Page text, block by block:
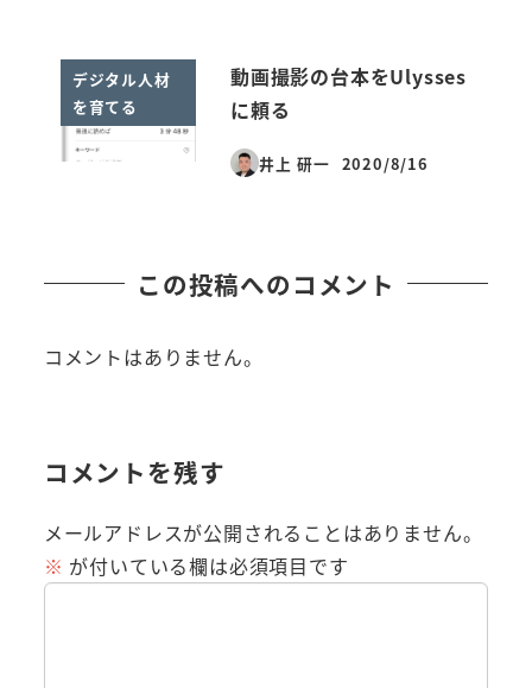
デジタル人材
を育てる
動画撮影の台本をUlysses
に頼る
井上 研一
投稿日
2020/8/16
この投稿へのコメント
コメントはありません。
コメントを残す
メールアドレスが公開されることはありません。
※ が付いている欄は必須項目です